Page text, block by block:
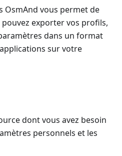
OsmAnd vous permet de
exporter vos profils,
dans un format
sur votre
dont vous avez besoin
personnels et les